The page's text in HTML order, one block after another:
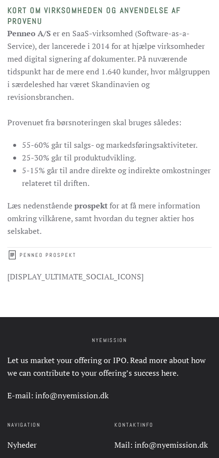
KORT OM VIRKSOMHEDEN OG ANVENDELSE AF
PROVENU
Penneo A/Ser en SaaS-virksomhed (Software-as-a-
Service), der lancerede i 2014 for at hjælpe virksomheder
med digital signering af dokumenter. På nuværende
tidspunkt har de mere end 1.640 kunder, hvor målgruppen
i særdeleshed har været Skandinavien og
revisionsbranchen.
Provenuet fra børsnoteringen skal bruges således:
55-60% går til salgs- og markedsføringsaktiviteter.
25-30% går til produktudvikling.
5-15% går til andre direkte og indirekte omkostninger
relateret til driften.
Læs nedenståendeprospektfor at få mere information
omkring vilkårene, samt hvordan du tegner aktier hos
selskabet.
PENNEO PROSPEKT
[DISPLAY_ULTIMATE_SOCIAL_ICONS]
NYEMISSION
Let us market your offering or IPO. Read more about how
we can contribute to your offering’s success here.
E-mail: info@nyemission.dk
NAVIGATION
Nyheder
KONTAKTINFO
Mail: info@nyemission.dk